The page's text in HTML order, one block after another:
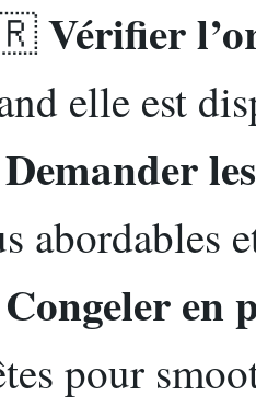
Vérifier
elle est
Demander
abordables
Congeler en
pour